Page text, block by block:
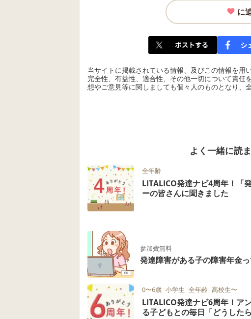
に
当サイトに掲載されている情報、及びこの情報を用
完全性、有益性、適合性、その他一切について責
想やご意見等に関しましても個々人のものとなり、
よく一緒に読
全年齢
LITALICO発達ナビ4周年！「
ーの皆さんに聞きました
参加費無料
発達障害がある子の障害年金っ
0〜6歳 小学生 全年齢 高校生〜
LITALICO発達ナビ6周年！ア
る子どもとの毎日「どうした